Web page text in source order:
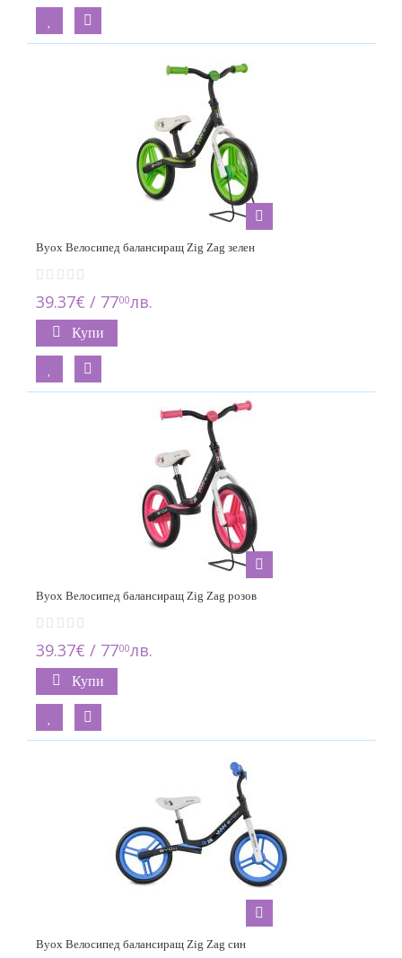
Byox Велосипед балансиращ Zig Zag зелен
39.37€ / 7700лв.
Купи
Byox Велосипед балансиращ Zig Zag розов
39.37€ / 7700лв.
Купи
Byox Велосипед балансиращ Zig Zag син